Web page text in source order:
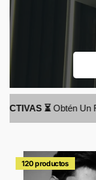
⏳Obtén Un
120 productos